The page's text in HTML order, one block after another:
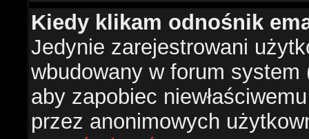
Kiedy klikam odnośnik
Jedynie zarejestrowani
wbudowany w forum system
aby zapobiec
przez anonimowych